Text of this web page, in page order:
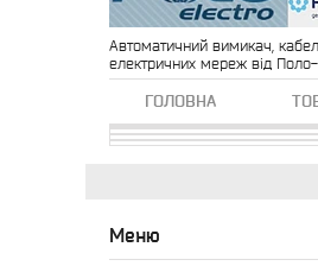
Автоматичний вимикач,
електричних мереж від
ГОЛОВНА